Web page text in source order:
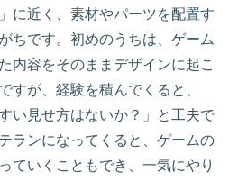
に近く、素材やパーツを配置す
ちです。初めのうちは、ゲーム
内容をそのままデザインに起こ
すが、経験を積んでくると、
い見せ方はないか？」と工夫で
ランになってくると、ゲームの
ていくこともでき、一気にやり